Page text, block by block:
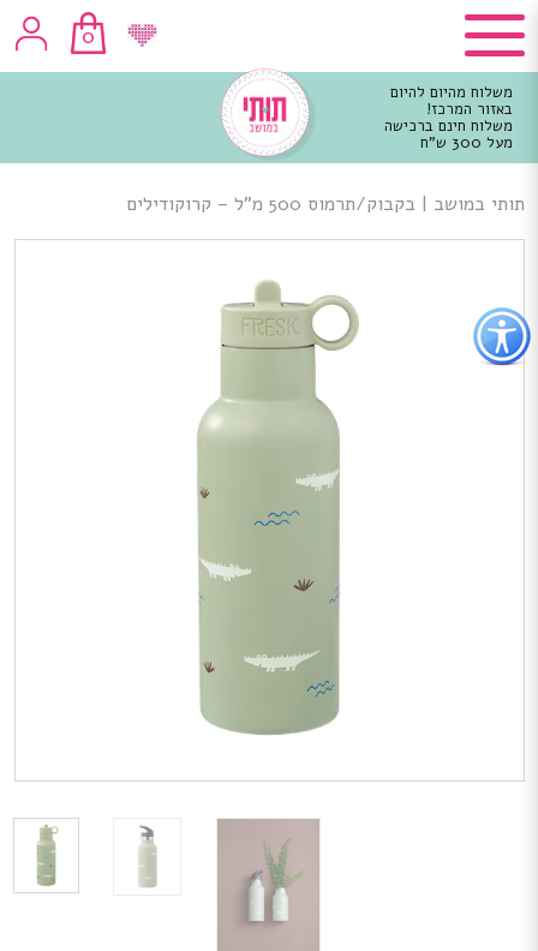
כפתור
לפתיחת
תפריט
נגישות
0
משלוח מהיום להיום
באזור המרכז!
משלוח חינם ברכישה
מעל 300 ש"ח
מרכזי
תותי במושב | בקבוק/תרמוס 500 מ”ל – קרוקודילים